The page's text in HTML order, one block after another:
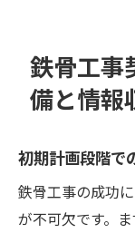
ステー
ーショ
イント
品質基
施工中
鉄骨工事
備と情報
初期計画段階で
鉄骨工事の成功
が不可欠です。